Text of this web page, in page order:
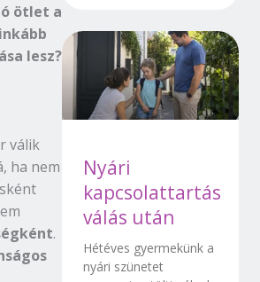
ötlet a
lesz?
válik
ha nem
.
Nyári
kapcsolattartás
válás után
Hétéves gyermekünk a
nyári szünetet